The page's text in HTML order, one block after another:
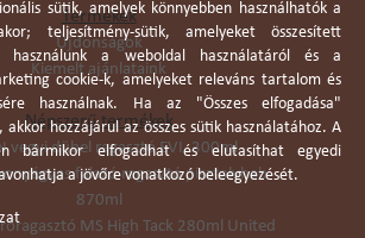
Termékek
Újdonságok
Kiemelt ajánlataink
Népszerű termékek
vegyi dübel ragasztó EVI. 300ml
falazó ragasztó pisztolyhab
870ml
MS High Tack 280ml United
sütik, amelyek könnyebben használhatók a
teljesítmény-sütik, amelyeket összesített
használunk a weboldal használatáról és a
cookie-k, amelyeket releváns tartalom és
használnak. Ha az "Összes elfogadása"
akkor hozzájárul az összes sütik használatához. A
bármikor elfogadhat és elutasíthat egyedi
a jövőre vonatkozó beleegyezését.